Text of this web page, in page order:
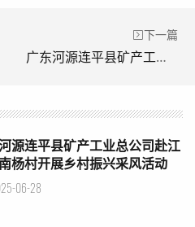
下一篇
广东河源连平县矿产工业总公司赴江西龙南杨村开展乡村振兴采风活动
源连平县矿产工业总公司赴江
杨村开展乡村振兴采风活动
06-28